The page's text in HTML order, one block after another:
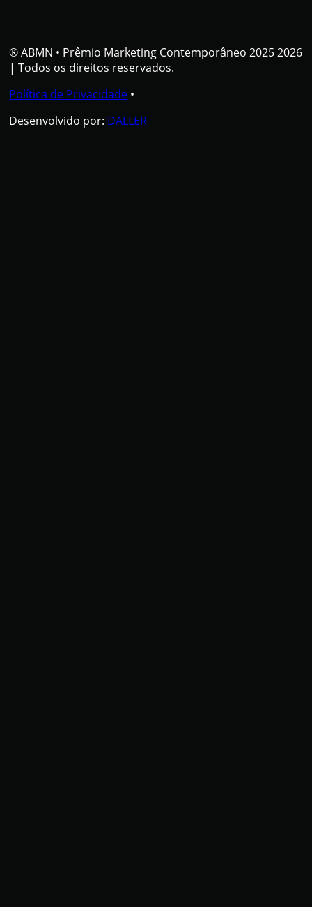
® ABMN • Prêmio Marketing Contemporâneo 2025 2026
| Todos os direitos reservados.
Política de Privacidade •
Desenvolvido por: DALLER